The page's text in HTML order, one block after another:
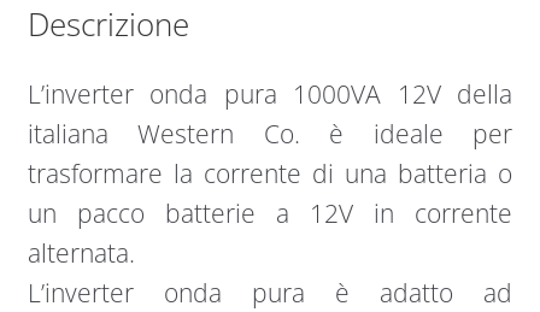
Descrizione
L’inverter onda pura 1000VA 12V della
italiana Western Co. è ideale per
trasformare la corrente di una batteria o
un pacco batterie a 12V in corrente
alternata.
L’inverter onda pura è adatto ad